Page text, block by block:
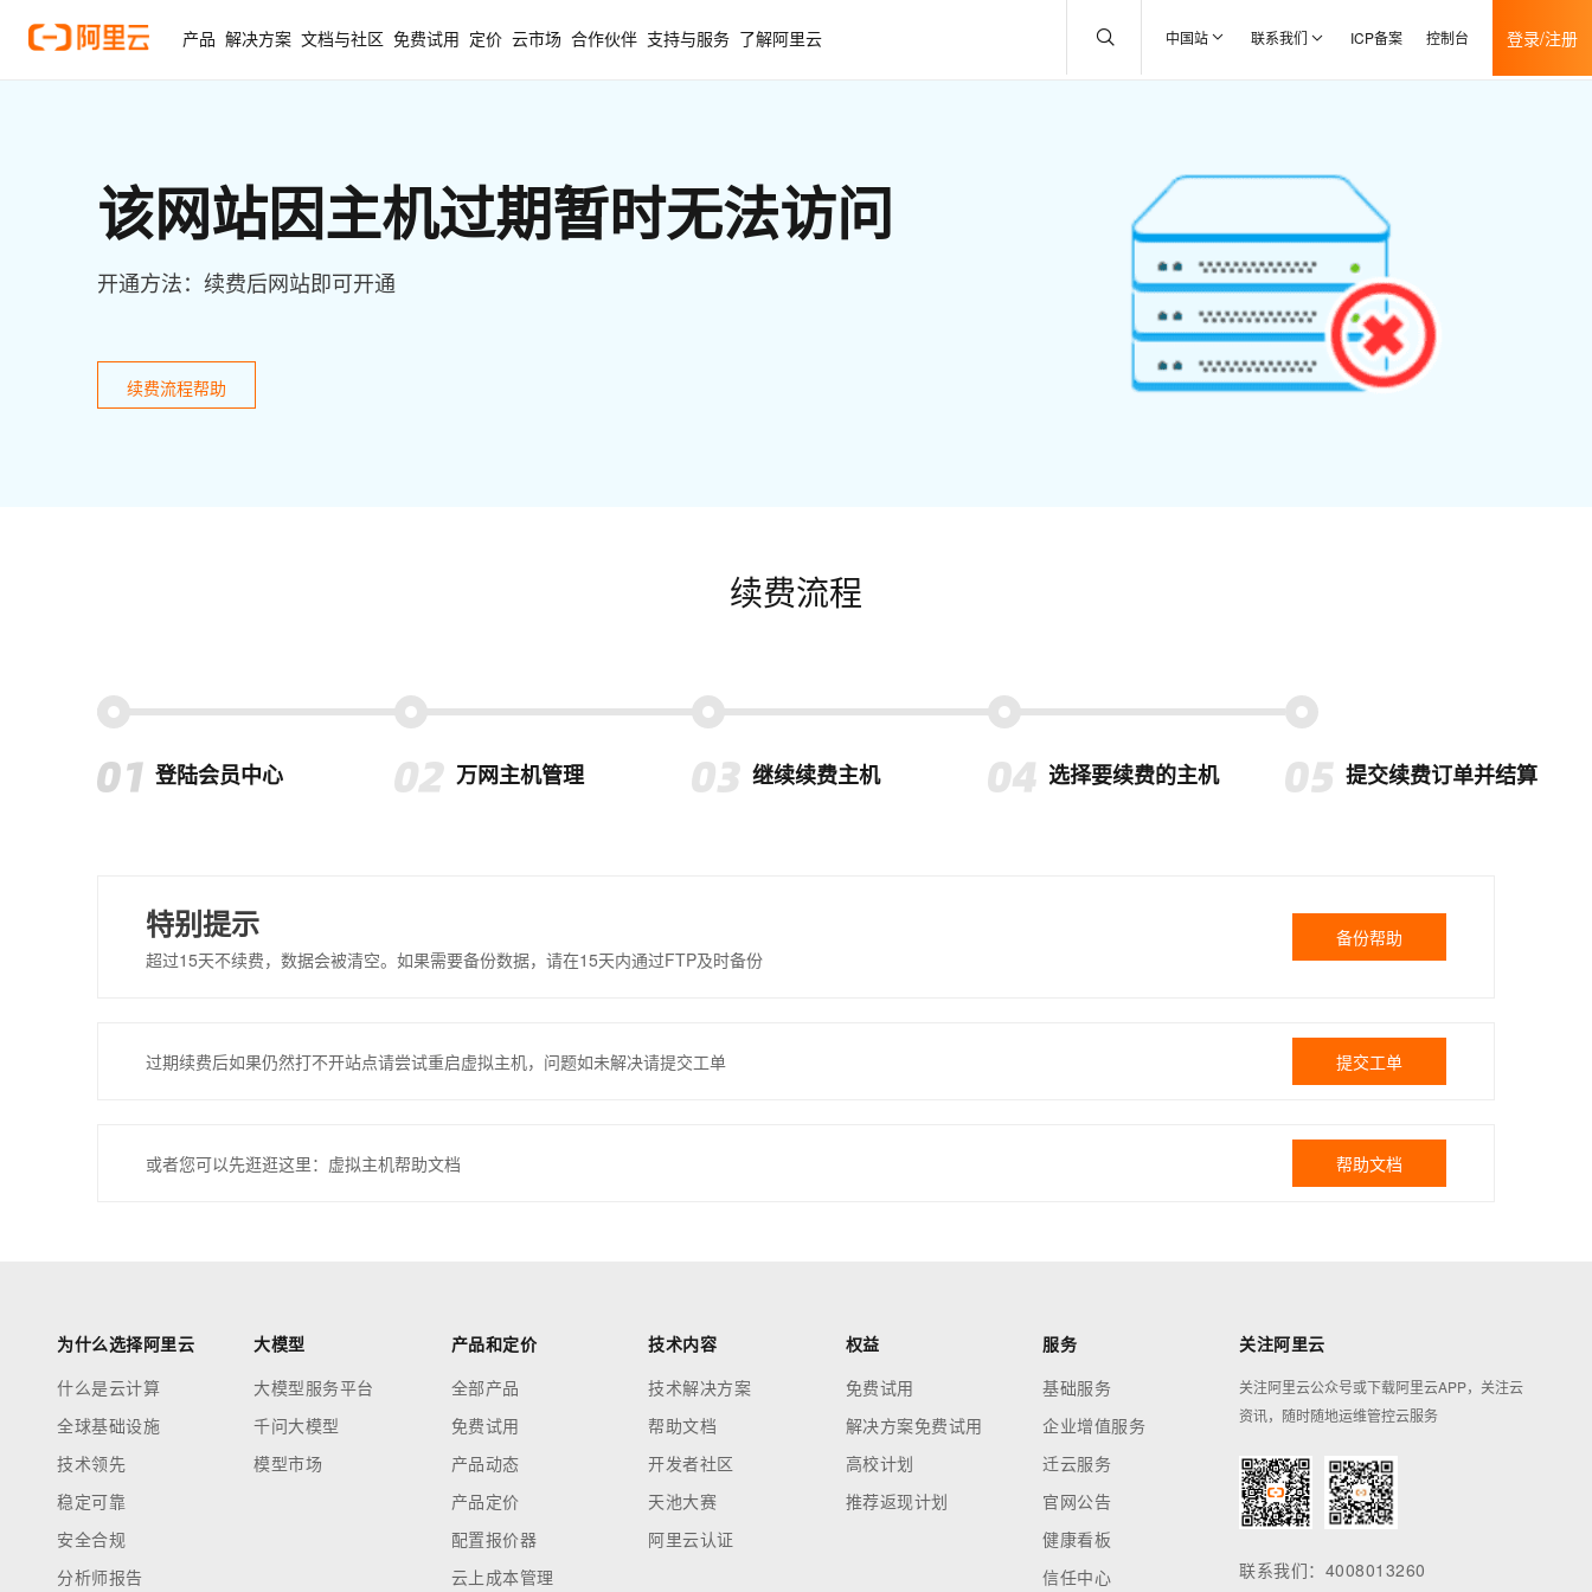
产品 解决方案 文档与社区 免费试用 定价 云市场 合作伙伴 支持与服务 了解阿里云 中国站 联系我们 ICP备案 控制台 登录/注册
该网站因主机过期暂时无法访问
开通方法：续费后网站即可开通
续费流程帮助
续费流程
登陆会员中心 万网主机管理 继续续费主机 选择要续费的主机 提交续费订单并结算
特别提示
超过15天不续费，数据会被清空。如果需要备份数据，请在15天内通过FTP及时备份
备份帮助
过期续费后如果仍然打不开站点请尝试重启虚拟主机，问题如未解决请提交工单 提交工单
或者您可以先逛逛这里：虚拟主机帮助文档 帮助文档